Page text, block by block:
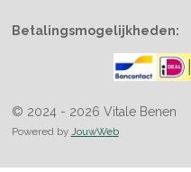
Betalingsmogelijkheden:
© 2024 - 2026 Vitale Benen
Powered by JouwWeb